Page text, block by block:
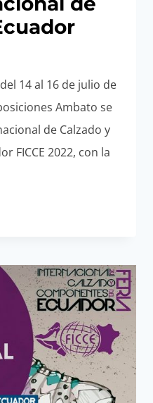
14 al 16 de julio de
Ambato se
de Calzado y
FICCE 2022, con la